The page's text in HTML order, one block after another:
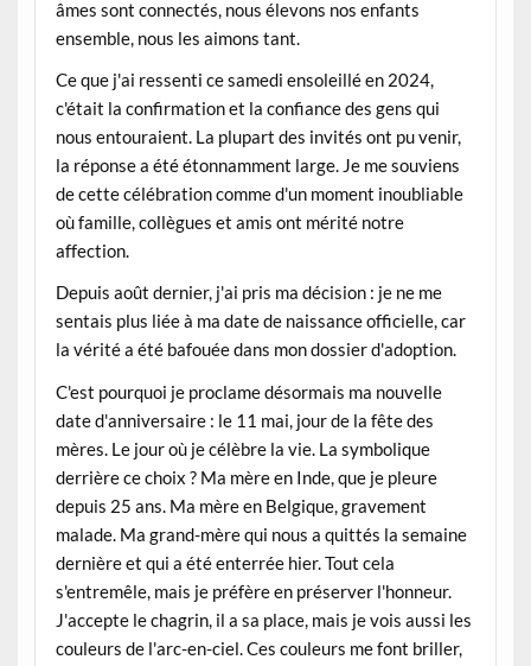
âmes sont connectés, nous élevons nos enfants
ensemble, nous les aimons tant.
Ce que j'ai ressenti ce samedi ensoleillé en 2024,
c'était la confirmation et la confiance des gens qui
nous entouraient. La plupart des invités ont pu venir,
la réponse a été étonnamment large. Je me souviens
de cette célébration comme d'un moment inoubliable
où famille, collègues et amis ont mérité notre
affection.
Depuis août dernier, j'ai pris ma décision : je ne me
sentais plus liée à ma date de naissance officielle, car
la vérité a été bafouée dans mon dossier d'adoption.
C'est pourquoi je proclame désormais ma nouvelle
date d'anniversaire : le 11 mai, jour de la fête des
mères. Le jour où je célèbre la vie. La symbolique
derrière ce choix ? Ma mère en Inde, que je pleure
depuis 25 ans. Ma mère en Belgique, gravement
malade. Ma grand-mère qui nous a quittés la semaine
dernière et qui a été enterrée hier. Tout cela
s'entremêle, mais je préfère en préserver l'honneur.
J'accepte le chagrin, il a sa place, mais je vois aussi les
couleurs de l'arc-en-ciel. Ces couleurs me font briller,